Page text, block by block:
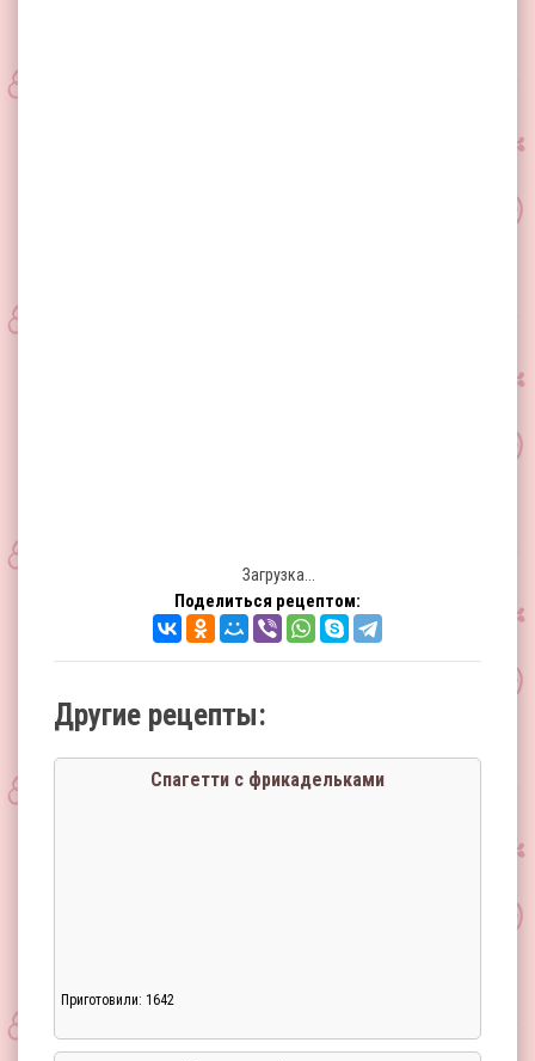
Загрузка...
Поделиться рецептом:
Другие рецепты:
Спагетти с фрикадельками
Приготовили: 1642